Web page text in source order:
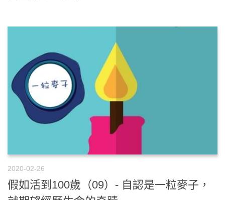
2020-02-26
假如活到100歲（09）- 自認是一粒麥子，